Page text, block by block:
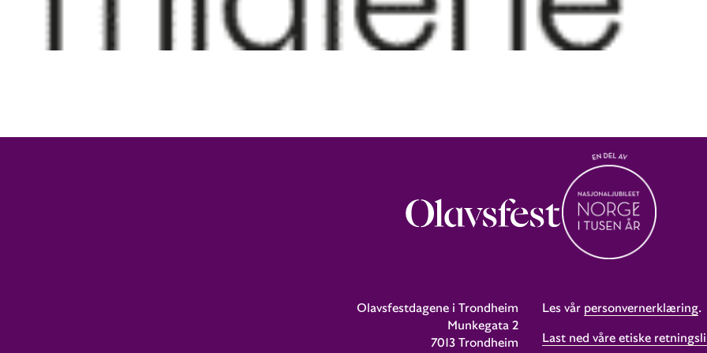
Olavsfestdagene i Trondheim
Munkegata 2
7013 Trondheim
Les vår personvernerklæring.
Last ned våre etiske